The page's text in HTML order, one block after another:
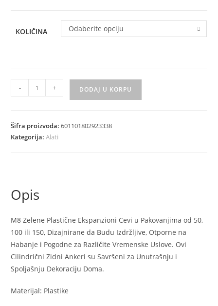
KOLIČINA Odaberite opciju
Zelene
Ekspanzioni
Cevi
količina
- + DODAJ U KORPU
Šifra proizvoda:601101802923338
Kategorija:Alati
Opis
M8 Zelene Plastične Ekspanzioni Cevi u Pakovanjima od 50,
100 ili 150, Dizajnirane da Budu Izdržljive, Otporne na
Habanje i Pogodne za Različite Vremenske Uslove. Ovi
Cilindrični Zidni Ankeri su Savršeni za Unutrašnju i
Spoljašnju Dekoraciju Doma.
Materijal: Plastike